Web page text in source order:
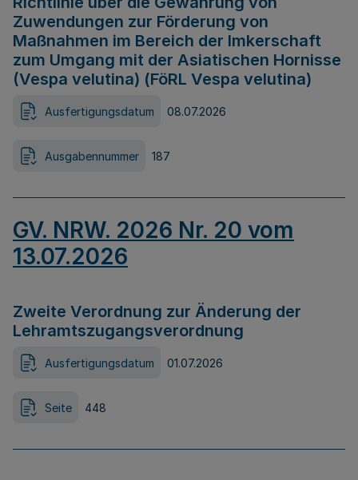
Zuwendungen zur Förderung von
Maßnahmen im Bereich der Imkerschaft
zum Umgang mit der Asiatischen Hornisse
(Vespa velutina) (FöRL Vespa velutina)
Ausfertigungsdatum 08.07.2026
Ausgabennummer 187
GV. NRW. 2026 Nr. 20 vom
13.07.2026
Zweite Verordnung zur Änderung der
Lehramtszugangsverordnung
Ausfertigungsdatum 01.07.2026
Seite 448